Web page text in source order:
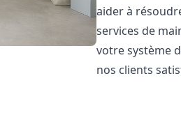
aider à
services de
votre système
nos clients